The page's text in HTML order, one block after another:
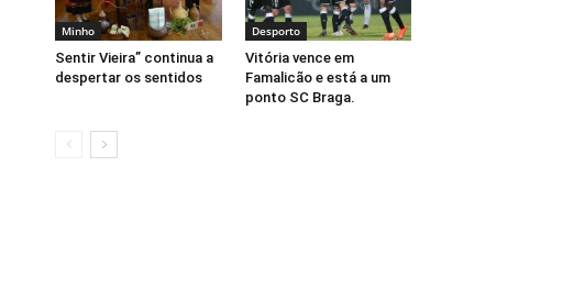
Minho
Sentir Vieira” continua a
despertar os sentidos
Desporto
Vitória vence em
Famalicão e está a um
ponto SC Braga.